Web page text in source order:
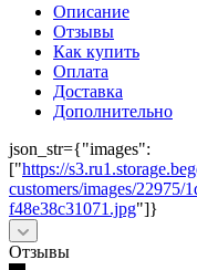
Описание
Отзывы
Как купить
Оплата
Доставка
Дополнительно
json_str={"images":
["https://
customers/images/22975/
f48e38c31071.jpg"]}
Отзывы